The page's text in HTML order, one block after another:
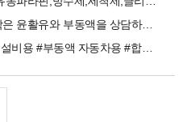
동진화학은 윤활유와 부동액을 상담하며 공급하는 전문회사 입니다.
#부동액 설비용 #부동액 자동차용 #합성계 윤활유 #산업용 윤활유 #그리스 #절삭유 #방청유 #소성가공유 #열처리유